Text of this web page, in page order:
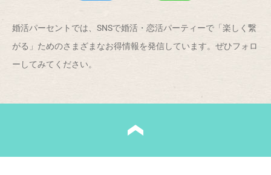
婚活パーセントでは、SNSで婚活・恋活パーティーで「楽しく繋
がる」ためのさまざまなお得情報を発信しています。ぜひフォロ
ーしてみてください。